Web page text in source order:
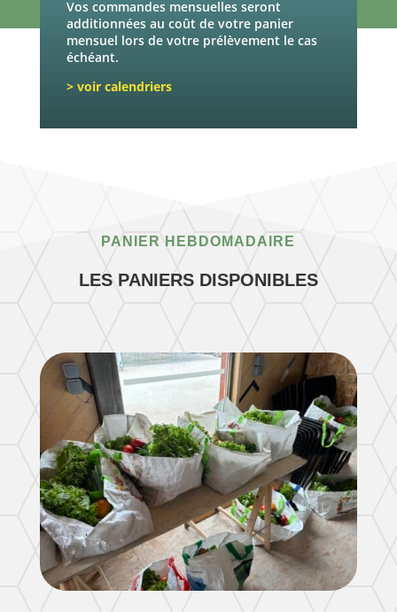
Vos commandes mensuelles seront
additionnées au coût de votre panier
mensuel lors de votre prélèvement le cas
échéant.
> voir calendriers
PANIER HEBDOMADAIRE
LES PANIERS DISPONIBLES